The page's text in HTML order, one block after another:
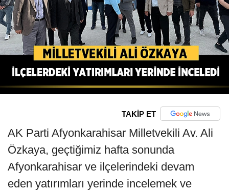
TAKİP ET
AK Parti Afyonkarahisar Milletvekili Av. Ali
Özkaya, geçtiğimiz hafta sonunda
Afyonkarahisar ve ilçelerindeki devam
eden yatırımları yerinde incelemek ve